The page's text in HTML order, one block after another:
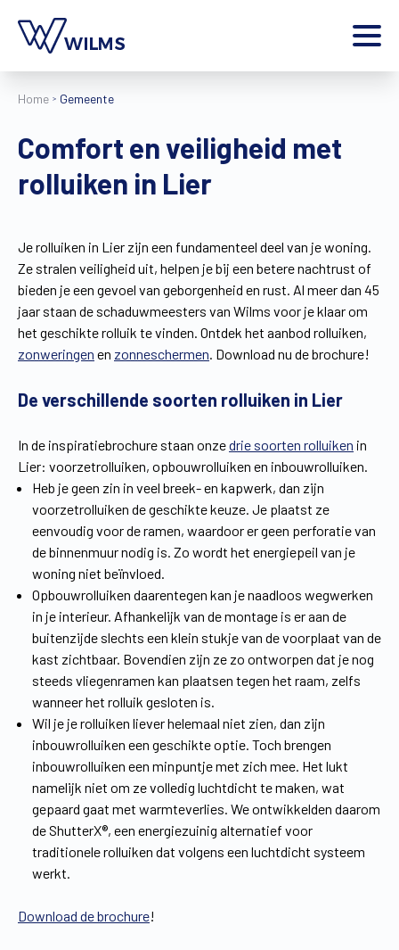
Gratis brochure
Home
Producten
Contact
Extra
Jobs
Wilms World
NL
Home Gemeente
Comfort en veiligheid met
rolluiken in Lier
Je rolluiken in Lier zijn een fundamenteel deel van je woning.
Ze stralen veiligheid uit, helpen je bij een betere nachtrust of
bieden je een gevoel van geborgenheid en rust. Al meer dan 45
jaar staan de schaduwmeesters van Wilms voor je klaar om
het geschikte rolluik te vinden. Ontdek het aanbod rolluiken,
zonweringen en zonneschermen. Download nu de brochure!
De verschillende soorten rolluiken in Lier
In de inspiratiebrochure staan onzedrie soorten rolluiken in
Lier: voorzetrolluiken, opbouwrolluiken en inbouwrolluiken.
Heb je geen zin in veel breek- en kapwerk, dan zijn
voorzetrolluiken de geschikte keuze. Je plaatst ze
eenvoudig voor de ramen, waardoor er geen perforatie van
de binnenmuur nodig is. Zo wordt het energiepeil van je
woning niet beïnvloed.
Opbouwrolluiken daarentegen kan je naadloos wegwerken
in je interieur. Afhankelijk van de montage is er aan de
buitenzijde slechts een klein stukje van de voorplaat van de
kast zichtbaar. Bovendien zijn ze zo ontworpen dat je nog
steeds vliegenramen kan plaatsen tegen het raam, zelfs
wanneer het rolluik gesloten is.
Wil je je rolluiken liever helemaal niet zien, dan zijn
inbouwrolluiken een geschikte optie. Toch brengen
inbouwrolluiken een minpuntje met zich mee. Het lukt
namelijk niet om ze volledig luchtdicht te maken, wat
gepaard gaat met warmteverlies. We ontwikkelden daarom
de ShutterX®, een energiezuinig alternatief voor
traditionele rolluiken dat volgens een luchtdicht systeem
werkt.
Download de brochure!